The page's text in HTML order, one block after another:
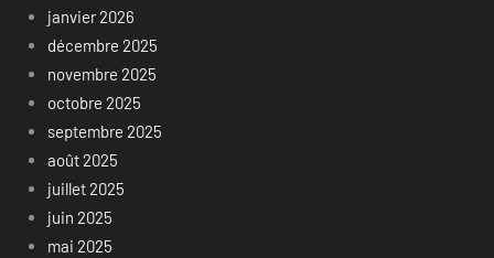
janvier 2026
décembre 2025
novembre 2025
octobre 2025
septembre 2025
août 2025
juillet 2025
juin 2025
mai 2025